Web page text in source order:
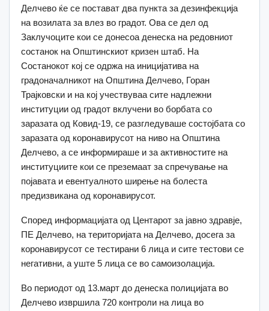
Делчево ќе се постават два пункта за дезинфекција
на возилата за влез во градот. Ова се дел од
Заклучоците кои се донесоа денеска на редовниот
состанок на Општинскиот кризен штаб. На
Состанокот кој се одржа на иницијатива на
градоначалникот на Општина Делчево, Горан
Трајковски и на кој учествуваа сите надлежни
институции од градот вклучени во борбата со
заразата од Ковид-19, се разгледуваше состојбата со
заразата од коронавирусот на ниво на Општина
Делчево, а се информираше и за активностите на
институциите кои се преземаат за спречување на
појавата и евентуалното ширење на болеста
предизвикана од коронавирусот.
Според информацијата од Центарот за јавно здравје,
ПЕ Делчево, на територијата на Делчево, досега за
коронавирусот се тестирани 6 лица и сите тестови се
негативни, а уште 5 лица се во самоизолација.
Во периодот од 13.март до денеска полицијата во
Делчево извршила 720 контроли на лица во